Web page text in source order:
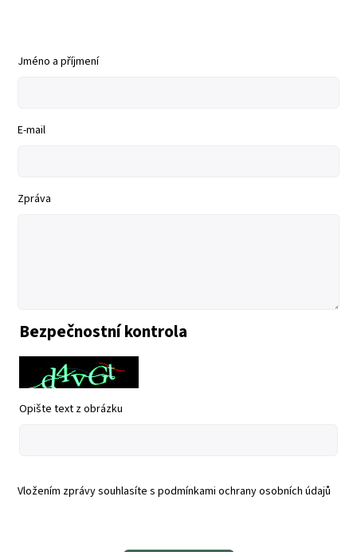
Jméno a příjmení
E-mail
Zpráva
Bezpečnostní kontrola
Opište text z obrázku
Vložením zprávy souhlasíte s podmínkami ochrany osobních údajů